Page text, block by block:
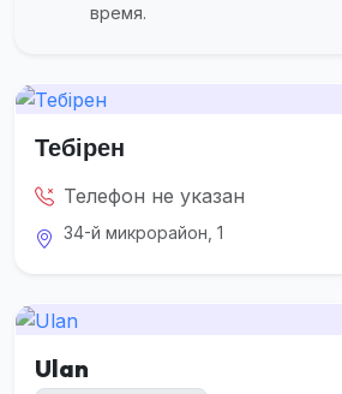
время.
Тебірен
Телефон не указан
34-й микрорайон, 1
Ulan